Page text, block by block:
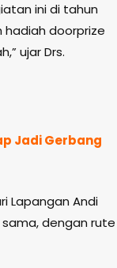
ini di tahun
doorprize
ujar Drs.
Jadi Gerbang
Lapangan Andi
dengan rute